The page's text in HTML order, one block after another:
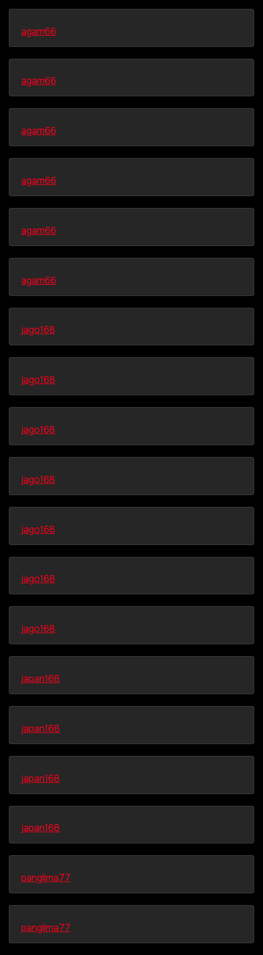
agam66
agam66
agam66
agam66
agam66
agam66
jago168
jago168
jago168
jago168
jago168
jago168
jago168
japan168
japan168
japan168
japan168
panglima77
panglima77